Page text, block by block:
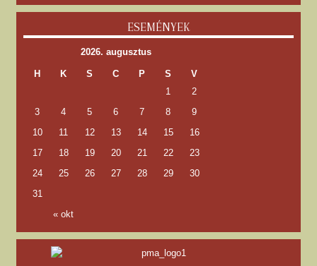
ESEMÉNYEK
2026. augusztus
H K S C P S V
« okt
1
2
3
4 5 6 7 8
9
10
11 12 13 14 15
16
17
18 19 20 21 22
23
24
25 26 27 28 29
30
31